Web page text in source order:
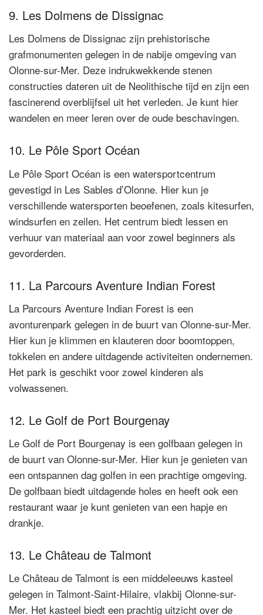
9. Les Dolmens de Dissignac
Les Dolmens de Dissignac zijn prehistorische
grafmonumenten gelegen in de nabije omgeving van
Olonne-sur-Mer. Deze indrukwekkende stenen
constructies dateren uit de Neolithische tijd en zijn een
fascinerend overblijfsel uit het verleden. Je kunt hier
wandelen en meer leren over de oude beschavingen.
10. Le Pôle Sport Océan
Le Pôle Sport Océan is een watersportcentrum
gevestigd in Les Sables d’Olonne. Hier kun je
verschillende watersporten beoefenen, zoals kitesurfen,
windsurfen en zeilen. Het centrum biedt lessen en
verhuur van materiaal aan voor zowel beginners als
gevorderden.
11. La Parcours Aventure Indian Forest
La Parcours Aventure Indian Forest is een
avonturenpark gelegen in de buurt van Olonne-sur-Mer.
Hier kun je klimmen en klauteren door boomtoppen,
tokkelen en andere uitdagende activiteiten ondernemen.
Het park is geschikt voor zowel kinderen als
volwassenen.
12. Le Golf de Port Bourgenay
Le Golf de Port Bourgenay is een golfbaan gelegen in
de buurt van Olonne-sur-Mer. Hier kun je genieten van
een ontspannen dag golfen in een prachtige omgeving.
De golfbaan biedt uitdagende holes en heeft ook een
restaurant waar je kunt genieten van een hapje en
drankje.
13. Le Château de Talmont
Le Château de Talmont is een middeleeuws kasteel
gelegen in Talmont-Saint-Hilaire, vlakbij Olonne-sur-
Mer. Het kasteel biedt een prachtig uitzicht over de